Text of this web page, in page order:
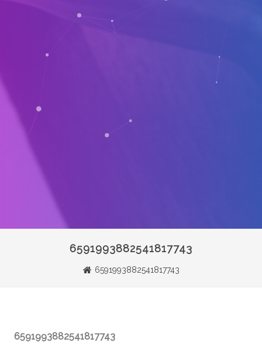
6591993882541817743
6591993882541817743
6591993882541817743